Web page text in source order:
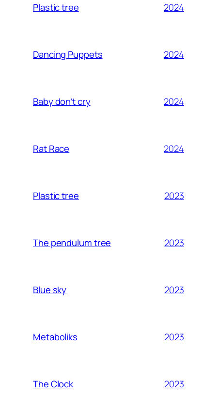
Plastic tree 2024
Dancing Puppets 2024
Baby don’t cry 2024
Rat Race 2024
Plastic tree 2023
The pendulum tree 2023
Blue sky 2023
Metaboliks 2023
The Clock 2023